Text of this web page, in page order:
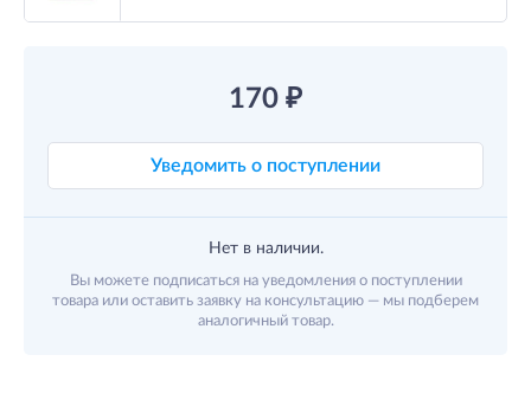
170 ₽
Уведомить о поступлении
Нет в наличии.
Вы можете подписаться на уведомления о поступлении
товара или оставить заявку на консультацию — мы подберем
аналогичный товар.